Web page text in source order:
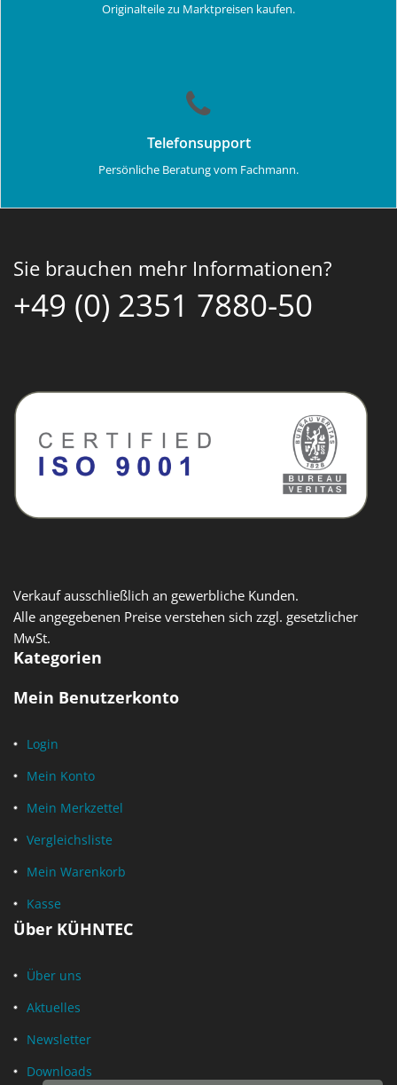
Originalteile zu Marktpreisen kaufen.
Telefonsupport
Persönliche Beratung vom Fachmann.
Sie brauchen mehr Informationen?
+49 (0) 2351 7880-50
Verkauf ausschließlich an gewerbliche Kunden.
Alle angegebenen Preise verstehen sich zzgl. gesetzlicher
MwSt.
Kategorien
Mein Benutzerkonto
Login
Mein Konto
Mein Merkzettel
Vergleichsliste
Mein Warenkorb
Kasse
Über KÜHNTEC
Über uns
Aktuelles
Newsletter
Downloads